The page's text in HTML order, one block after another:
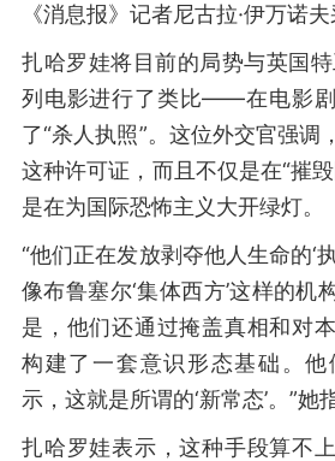
《消息报》记者尼古拉·伊万诺
扎哈罗娃将目前的局势与英国
列电影进行了类比——在电影
了“杀人执照”。这位外交官强调
这种许可证，而且不仅是在“摧
是在为国际恐怖主义大开绿灯。
“他们正在发放剥夺他人生命的‘
像布鲁塞尔‘集体西方’这样的机
是，他们还通过掩盖真相和对
构建了一套意识形态基础。
示，这就是所谓的‘新常态’。”她
扎哈罗娃表示，这种手段算不